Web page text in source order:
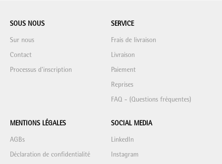
SOUS NOUS
Sur nous
Contact
Processus d'inscription
SERVICE
Frais de livraison
Livraison
Paiement
Reprises
FAQ - (Questions fréquentes)
MENTIONS LÉGALES
AGBs
Déclaration de confidentialité
SOCIAL MEDIA
LinkedIn
Instagram